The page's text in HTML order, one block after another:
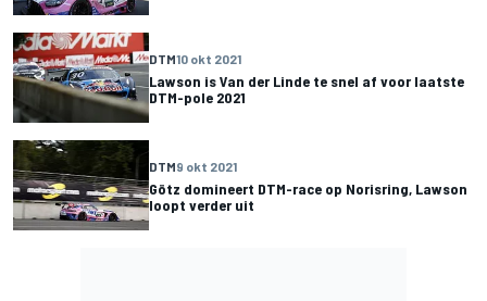
DTM10 okt 2021
Lawson is Van der Linde te snel af voor laatste
DTM-pole 2021
DTM9 okt 2021
Götz domineert DTM-race op Norisring, Lawson
loopt verder uit